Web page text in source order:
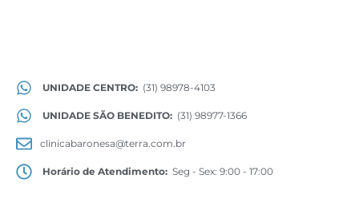
UNIDADE CENTRO: (31) 98978-4103
UNIDADE SÃO BENEDITO: (31) 98977-1366
clinicabaronesa@terra.com.br
Horário de Atendimento: Seg - Sex: 9:00 - 17:00